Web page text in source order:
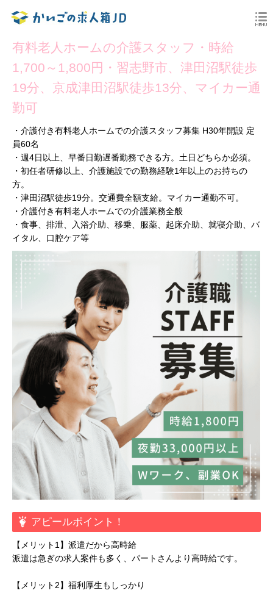
有料老人ホームの介護スタッフ・時給
1,700～1,800円・習志野市、津田沼駅徒歩
19分、京成津田沼駅徒歩13分、マイカー通
勤可
・介護付き有料老人ホームでの介護スタッフ募集 H30年開設 定
員60名
・週4日以上、早番日勤遅番勤務できる方。土日どちらか必須。
・初任者研修以上、介護施設での勤務経験1年以上のお持ちの
方。
・津田沼駅徒歩19分。交通費全額支給。マイカー通勤不可。
・介護付き有料老人ホームでの介護業務全般
・食事、排泄、入浴介助、移乗、服薬、起床介助、就寝介助、バ
イタル、口腔ケア等
アピールポイント！
【メリット1】派遣だから高時給
派遣は急ぎの求人案件も多く、パートさんより高時給です。
【メリット2】福利厚生もしっかり